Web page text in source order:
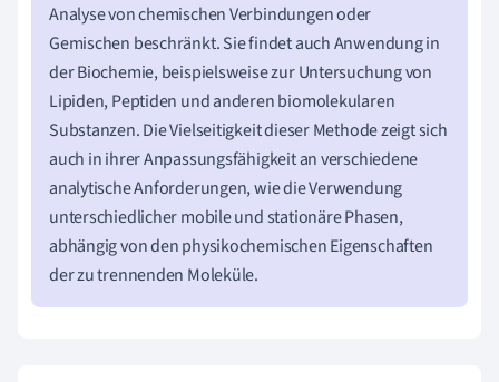
Analyse von chemischen Verbindungen oder
Gemischen beschränkt. Sie findet auch Anwendung in
der Biochemie, beispielsweise zur Untersuchung von
Lipiden, Peptiden und anderen biomolekularen
Substanzen. Die Vielseitigkeit dieser Methode zeigt sich
auch in ihrer Anpassungsfähigkeit an verschiedene
analytische Anforderungen, wie die Verwendung
unterschiedlicher mobile und stationäre Phasen,
abhängig von den physikochemischen Eigenschaften
der zu trennenden Moleküle.